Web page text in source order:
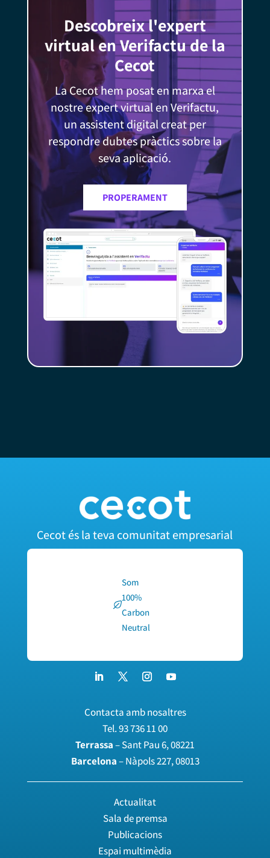
Descobreix l'expert
virtual en Verifactu de la
Cecot
La Cecot hem posat en marxa el
nostre expert virtual en Verifactu,
un assistent digital creat per
respondre dubtes pràctics sobre la
seva aplicació.
PROPERAMENT
Cecot és la teva comunitat empresarial
Som
100%
Carbon
Neutral
Contacta amb nosaltres
Tel.93 736 11 00
Terrassa– Sant Pau 6, 08221
Barcelona– Nàpols 227, 08013
Actualitat
Sala de premsa
Publicacions
Espai multimèdia